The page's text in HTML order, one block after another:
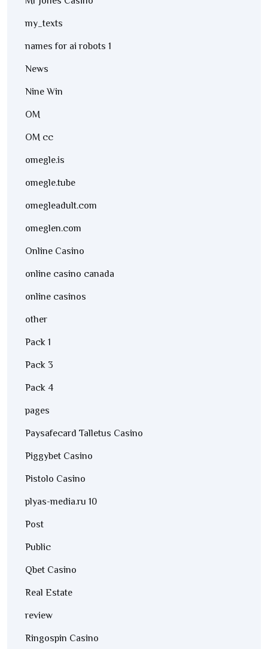
my_texts
names for ai robots 1
News
Nine Win
OM
OM cc
omegle.is
omegle.tube
omegleadult.com
omeglen.com
Online Casino
online casino canada
online casinos
other
Pack 1
Pack 3
Pack 4
pages
Paysafecard Talletus Casino
Piggybet Casino
Pistolo Casino
plyas-media.ru 10
Post
Public
Qbet Casino
Real Estate
review
Ringospin Casino